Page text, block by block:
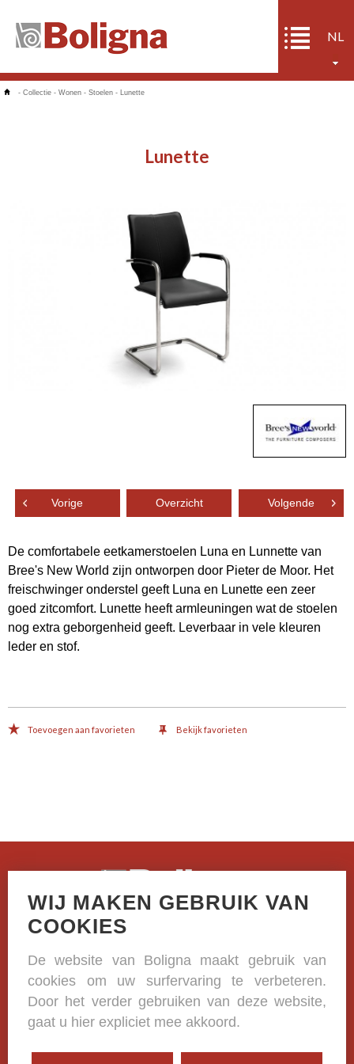
NL
- Collectie - Wonen - Stoelen - Lunette
Lunette
Vorige Overzicht Volgende
De comfortabele eetkamerstoelen Luna en Lunnette van
Bree's New World zijn ontworpen door Pieter de Moor. Het
freischwinger onderstel geeft Luna en Lunette een zeer
goed zitcomfort. Lunette heeft armleuningen wat de stoelen
nog extra geborgenheid geeft. Leverbaar in vele kleuren
leder en stof.
Toevoegen aan favorieten Bekijk favorieten
+32 (0)57 33 38 81
BE 0420.332.573
WIJ MAKEN GEBRUIK VAN
COOKIES
De website van Boligna maakt gebruik van
cookies om uw surfervaring te verbeteren.
Door het verder gebruiken van deze website,
gaat u hier expliciet mee akkoord.